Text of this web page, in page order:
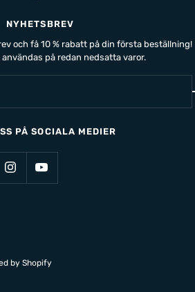
NYHETSBREV
och få 10 % rabatt på din första beställning!
på redan nedsatta varor.
PÅ SOCIALA MEDIER
by Shopify